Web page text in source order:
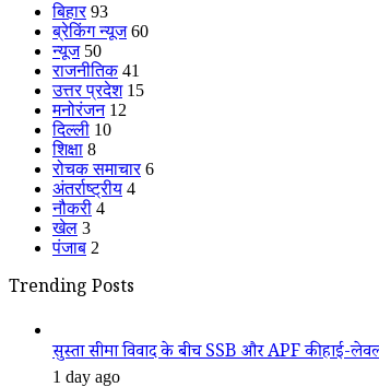
बिहार 93
ब्रेकिंग न्यूज 60
न्यूज 50
राजनीतिक 41
उत्तर प्रदेश 15
मनोरंजन 12
दिल्ली 10
शिक्षा 8
रोचक समाचार 6
अंतर्राष्ट्रीय 4
नौकरी 4
खेल 3
पंजाब 2
Trending Posts
सुस्ता सीमा विवाद के बीच SSB और APF की हाई-
1 day ago